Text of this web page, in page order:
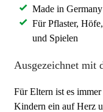
Made in Germany
Für Pflaster,
und Spielen
Ausgezeichnet mit
Für Eltern ist es
Kindern ein auf Herz